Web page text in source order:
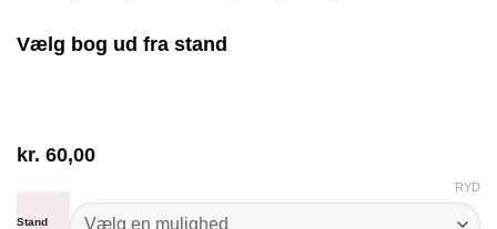
Vælg bog ud fra stand
kr. 60,00
Stand
RYD